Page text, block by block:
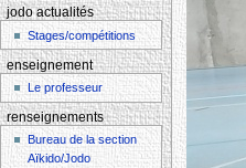
jodo actualités
Stages/compétitions
enseignement
Le professeur
renseignements
Bureau de la section
Aïkido/Jodo